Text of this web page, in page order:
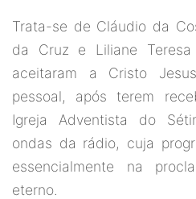
Trata-se de Cláudio da
da Cruz e Liliane Teresa
aceitaram a Cristo
pessoal, após terem
Igreja Adventista do
ondas da rádio, cuja
essencialmente na
eterno.